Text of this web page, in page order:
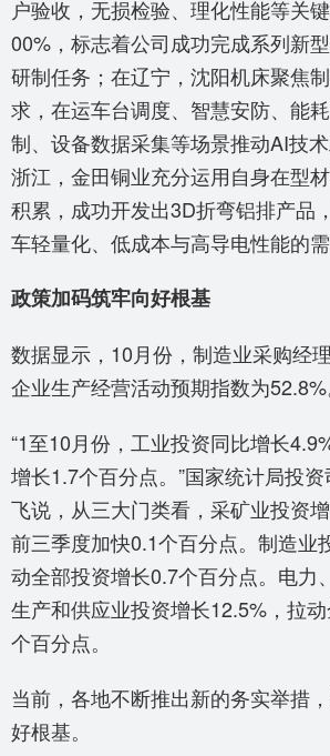
户验收，无损检验、理化性能等关
00%，标志着公司成功完成系列新
研制任务；在辽宁，沈阳机床聚焦
求，在运车台调度、智慧安防、能
制、设备数据采集等场景推动AI技
浙江，金田铜业充分运用自身在型
积累，成功开发出3D折弯铝排产品
车轻量化、低成本与高导电性能的需
政策加码筑牢向好根基
数据显示，10月份，制造业采购经
企业生产经营活动预期指数为52.8%
“1至10月份，工业投资同比增长
增长1.7个百分点。”国家统计局投
飞说，从三大门类看，采矿业投资
前三季度加快0.1个百分点。制造业
动全部投资增长0.7个百分点。电力
生产和供应业投资增长12.5%，拉
个百分点。
当前，各地不断推出新的务实举措
好根基。